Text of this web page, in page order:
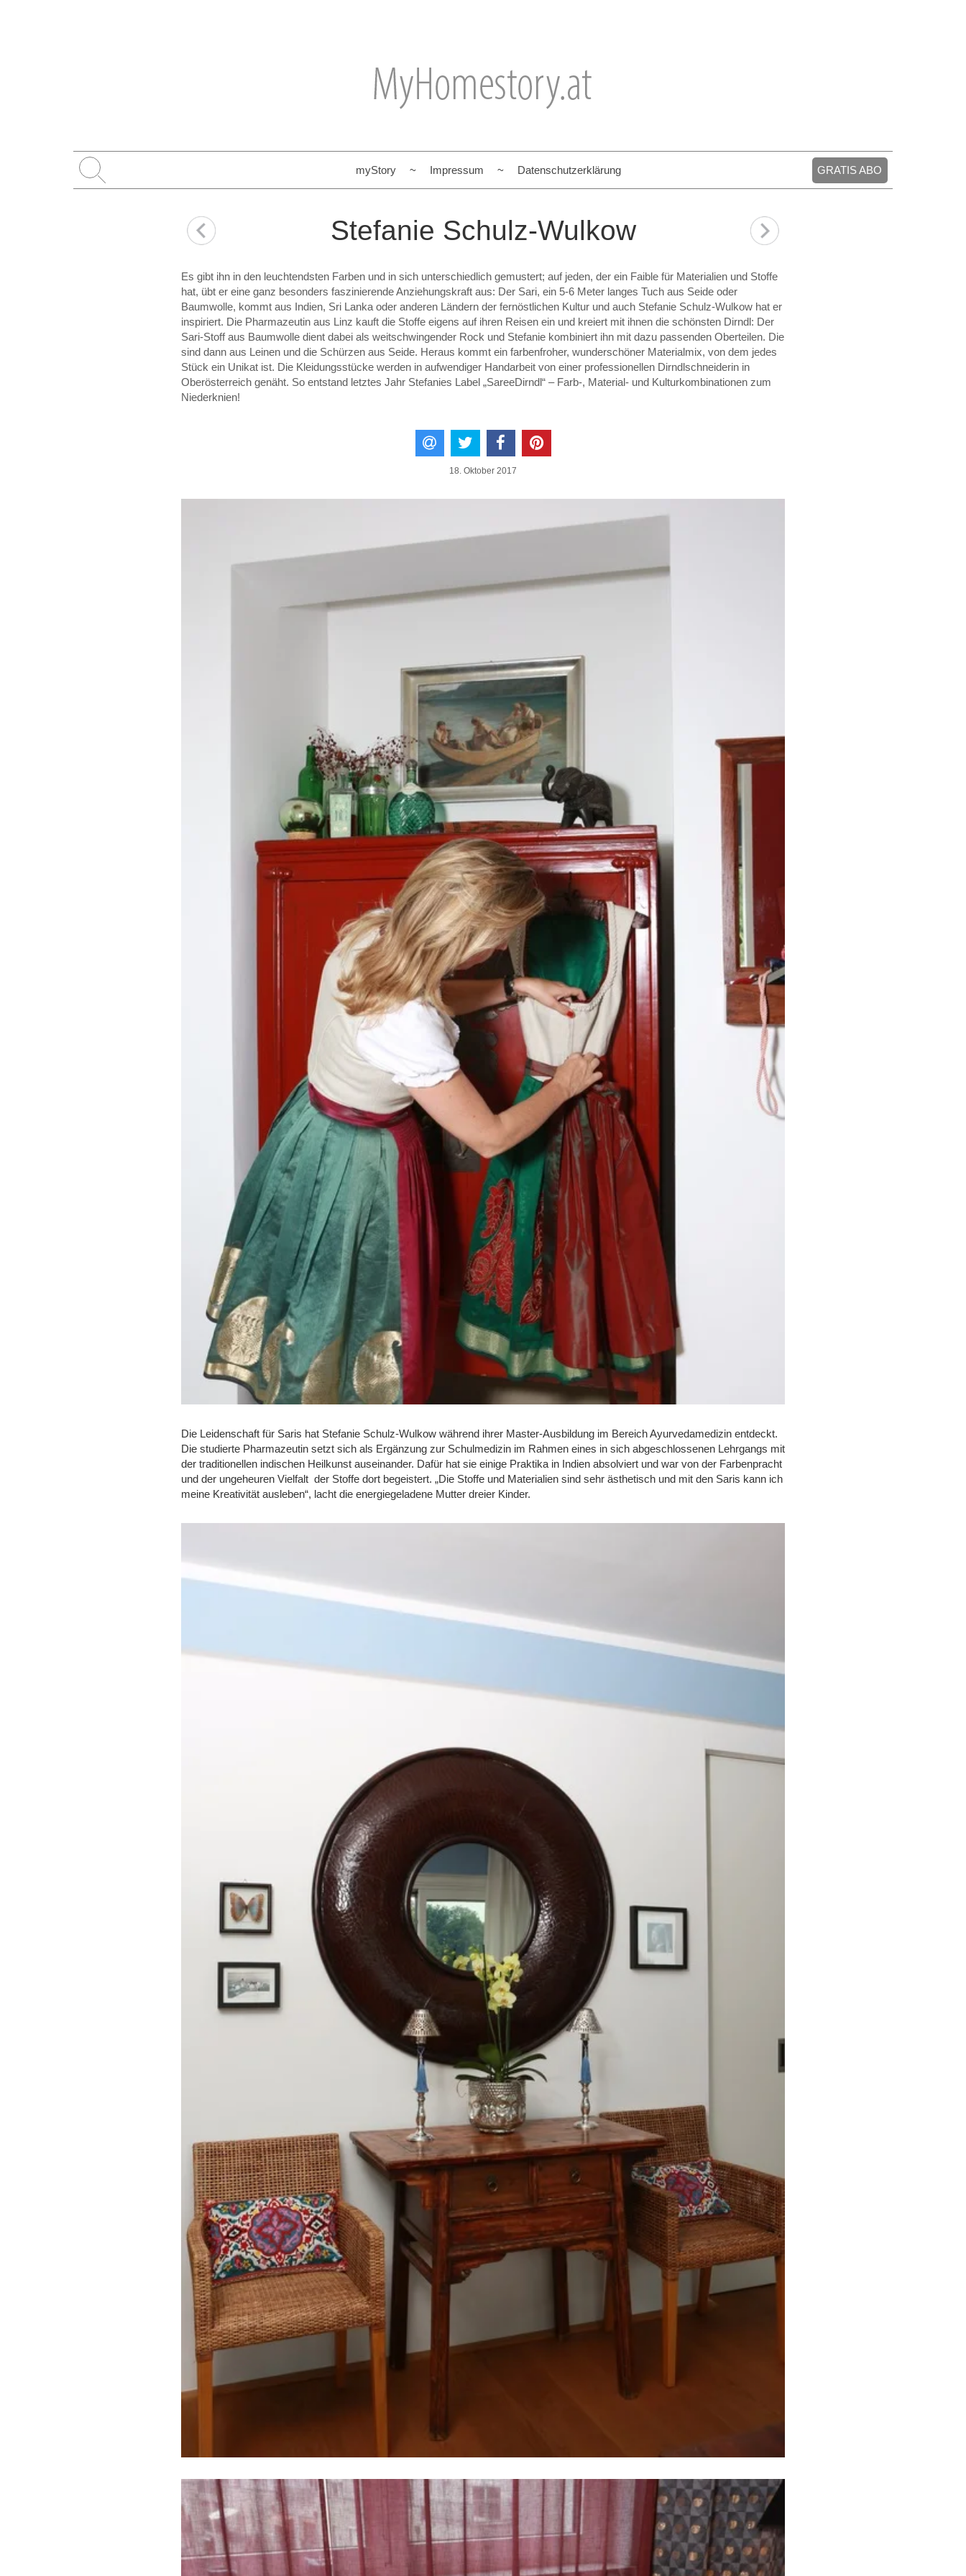
myStory Impressum Datenschutzerklärung GRATIS ABO
Stefanie Schulz-Wulkow
Es gibt ihn in den leuchtendsten Farben und in sich unterschiedlich gemustert; auf jeden, der ein Faible für Materialien und Stoffe
hat, übt er eine ganz besonders faszinierende Anziehungskraft aus: Der Sari, ein 5-6 Meter langes Tuch aus Seide oder
Baumwolle, kommt aus Indien, Sri Lanka oder anderen Ländern der fernöstlichen Kultur und auch Stefanie Schulz-Wulkow hat er
inspiriert. Die Pharmazeutin aus Linz kauft die Stoffe eigens auf ihren Reisen ein und kreiert mit ihnen die schönsten Dirndl: Der
Sari-Stoff aus Baumwolle dient dabei als weitschwingender Rock und Stefanie kombiniert ihn mit dazu passenden Oberteilen. Die
sind dann aus Leinen und die Schürzen aus Seide. Heraus kommt ein farbenfroher, wunderschöner Materialmix, von dem jedes
Stück ein Unikat ist. Die Kleidungsstücke werden in aufwendiger Handarbeit von einer professionellen Dirndlschneiderin in
Oberösterreich genäht. So entstand letztes Jahr Stefanies Label „SareeDirndl“ – Farb-, Material- und Kulturkombinationen zum
Niederknien!
18. Oktober 2017
Die Leidenschaft für Saris hat Stefanie Schulz-Wulkow während ihrer Master-Ausbildung im Bereich Ayurvedamedizin entdeckt.
Die studierte Pharmazeutin setzt sich als Ergänzung zur Schulmedizin im Rahmen eines in sich abgeschlossenen Lehrgangs mit
der traditionellen indischen Heilkunst auseinander. Dafür hat sie einige Praktika in Indien absolviert und war von der Farbenpracht
und der ungeheuren Vielfalt der Stoffe dort begeistert. „Die Stoffe und Materialien sind sehr ästhetisch und mit den Saris kann ich
meine Kreativität ausleben“, lacht die energiegeladene Mutter dreier Kinder.